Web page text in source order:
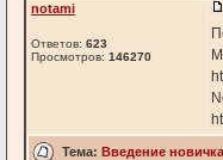
notami
Ответов: 623
Просмотров: 146270
Тема: Введение